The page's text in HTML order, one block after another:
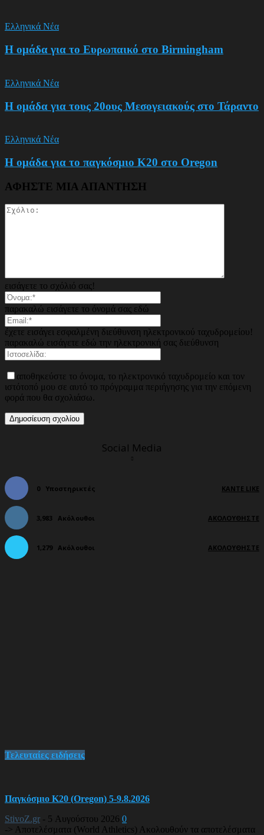
Ελληνικά Νέα
Η ομάδα για το Ευρωπαικό στο Birmingham
Ελληνικά Νέα
Η ομάδα για τους 20ους Μεσογειακούς στο Τάραντο
Ελληνικά Νέα
Η ομάδα για το παγκόσμιο Κ20 στο Oregon
ΑΦΗΣΤΕ ΜΙΑ ΑΠΑΝΤΗΣΗ
εισάγετε το σχόλιό σας!
παρακαλώ εισάγετε το όνομά σας εδώ
έχετε εισάγει εσφαλμένη διεύθυνση ηλεκτρονικού ταχυδρομείου!
παρακαλώ εισάγετε εδώ την ηλεκτρονική σας διεύθυνση
αποθηκεύστε το όνομα, το ηλεκτρονικό ταχυδρομείο και τον
ιστότοπό μου σε αυτό το πρόγραμμα περιήγησης για την επόμενη
φορά που θα σχολιάσω.
Social Media
0 Υποστηρικτές ΚΆΝΤΕ LIKE
3,983 Ακόλουθοι ΑΚΟΛΟΥΘΉΣΤΕ
1,279 Ακόλουθοι ΑΚΟΛΟΥΘΉΣΤΕ
Τελευταίες ειδήσεις
Παγκόσμιο Κ20 (Oregon) 5-9.8.2026
StivoZ.gr - 5 Αυγούστου 2026 0
-> Αποτελέσματα (World Athletics) Ακολουθούν τα αποτελέσματα